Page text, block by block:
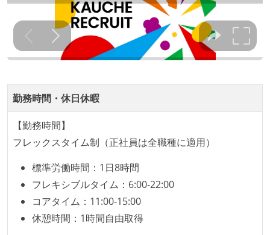
となって行う
全体のスケジュール管理は、途中の成果を随時確認し
ながら、納期または盛り込む機能を柔軟に調整する形
で行う
成技術は、基本的に最新版より1年以上ビハインドし
ていない
コード品質向上のための取り組み
本番にデプロイされるコードには、全てコードレビュ
ーまたはペアプログラミングを実施している
「リファクタリングは随時行われるべき」という価値
観をメンバー全員が共有しており、日常的に実施して
いる
勤務時間・休日休暇
【勤務時間】
フレックスタイム制（正社員は全職種に適用）
標準労働時間：1日8時間
フレキシブルタイム：6:00-22:00
コアタイム：11:00-15:00
休憩時間：1時間自由取得